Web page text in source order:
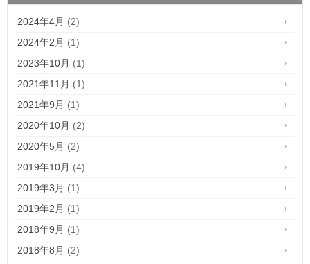
2024年4月 (2)
2024年2月 (1)
2023年10月 (1)
2021年11月 (1)
2021年9月 (1)
2020年10月 (2)
2020年5月 (2)
2019年10月 (4)
2019年3月 (1)
2019年2月 (1)
2018年9月 (1)
2018年8月 (2)